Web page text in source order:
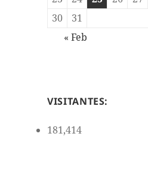
30
31
« Feb
VISITANTES:
181,414